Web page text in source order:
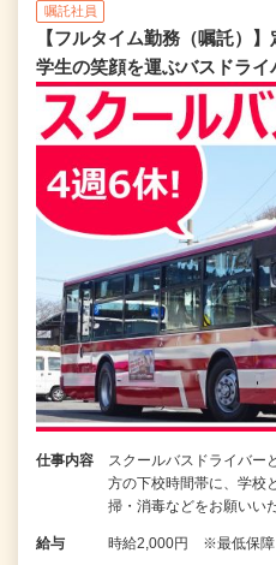
嘱託社員
【フルタイム勤務（嘱託）
学生の笑顔を運ぶバスドライ
仕事内容
スクールバスドライバー
方の下校時間帯に、学校
掃・消毒などをお願いい
給与 時給2,000円 ※最低保障